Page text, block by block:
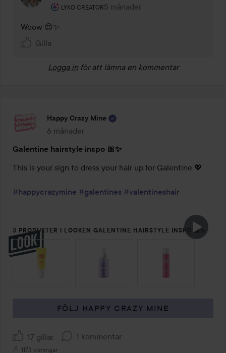
LYKO CREATOR
Användarens roll: Lyko Creator.
5 månader
Kommentaren lades 5 månader
Woow 😍✨
Gilla
Logga in för att lämna en kommentar
Happy Crazy Mine
6 månader
Inlägget skapades 6 månader
Galentine hairstyle inspo 🎀✨
This is your sign to dress your hair up for Galentine 💖
#happycrazymine #galentines #valentineshair
3 PRODUKTER I LOOKEN GALENTINE HAIRSTYLE INSPO 🎀✨
HOPPA ÖVER SEKTIONEN
FÖLJ HAPPY CRAZY MINE
17 gillar 1 kommentar
1173 visningar